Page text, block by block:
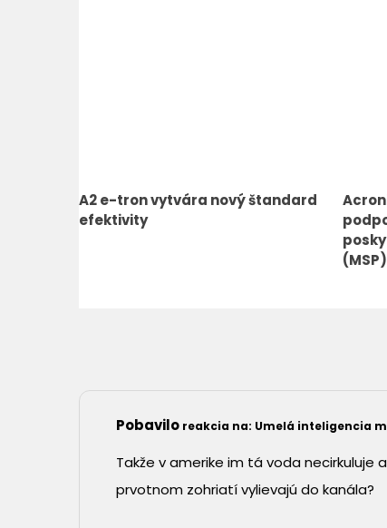
A2 e-tron vytvára nový štandard
efektivity
(MSP)
Pobavilo reakcia na: Umelá inteligencia
Takže v amerike im tá voda necirkuluje
prvotnom zohriatí vylievajú do kanála?